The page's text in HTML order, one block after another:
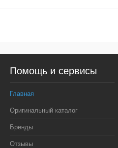
Купить в 1 клик Сравнение
В избранное В наличии
Помощь и сервисы
Главная
Оригинальный каталог
Бренды
Отзывы